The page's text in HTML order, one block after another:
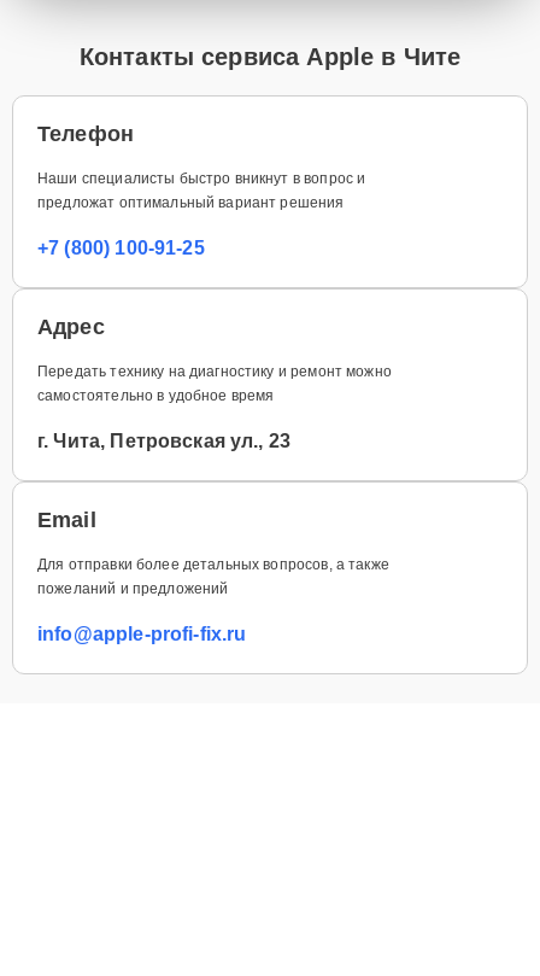
Контакты сервиса Apple в Чите
Телефон
Наши специалисты быстро вникнут в вопрос и
предложат оптимальный вариант решения
+7 (800) 100-91-25
Адрес
Передать технику на диагностику и ремонт можно
самостоятельно в удобное время
г. Чита, Петровская ул., 23
Email
Для отправки более детальных вопросов, а также
пожеланий и предложений
info@apple-profi-fix.ru